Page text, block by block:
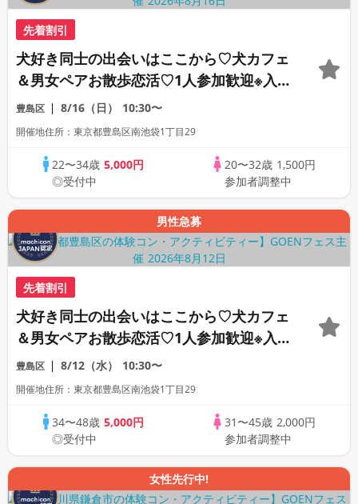
先着割引
犬好き同士の出会いはここから♡犬カフェ
＆男女ペアお散歩恋活♡1人参加歓迎※入場
料1800円別途必要★わんことふれあえるお
やつ付き
豊島区 8/16（日） 10:30〜
開催地住所：東京都豊島区南池袋1丁目29
22〜34歳5,000円
◎受付中
20〜32歳 1,500円
参加者調整中
男性急募
先着割引
犬好き同士の出会いはここから♡犬カフェ
＆男女ペアお散歩恋活♡1人参加歓迎※入場
料1800円別途必要★わんことふれあえるお
やつ付き
豊島区 8/12（水） 10:30〜
開催地住所：東京都豊島区南池袋1丁目29
34〜48歳5,000円
◎受付中
31〜45歳 2,000円
参加者調整中
女性先行中!